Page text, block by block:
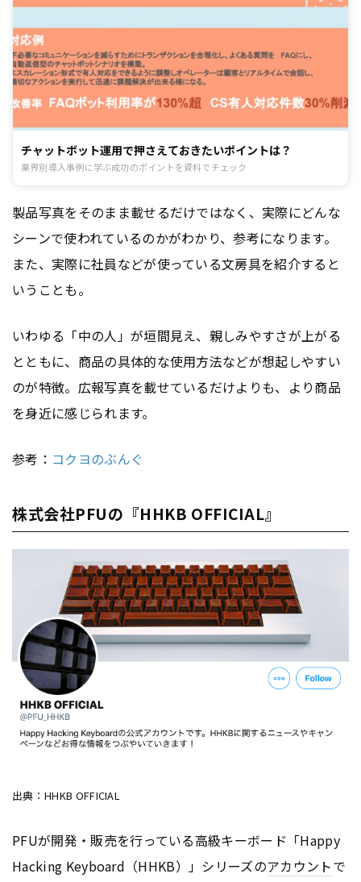
チャットボット運用で押さえておきたいポイントは？
業界別導入事例に学ぶ成功のポイントを資料でチェック
製品写真をそのまま載せるだけではなく、実際にどんな
シーンで使われているのかがわかり、参考になります。
また、実際に社員などが使っている文房具を紹介すると
いうことも。
いわゆる「中の人」が垣間見え、親しみやすさが上がる
とともに、商品の具体的な使用方法などが想起しやすい
のが特徴。広報写真を載せているだけよりも、より商品
を身近に感じられます。
参考： コクヨのぶんぐ
株式会社PFUの『HHKB OFFICIAL』
出典：HHKB OFFICIAL
PFUが開発・販売を行っている高級キーボード「Happy
Hacking Keyboard（HHKB）」シリーズのアカウントで